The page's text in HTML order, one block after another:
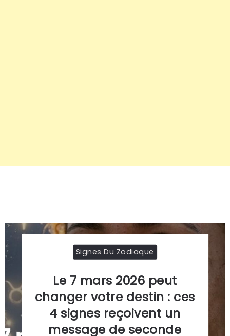
Signes Du Zodiaque
Le 7 mars 2026 peut
changer votre destin : ces
4 signes reçoivent un
message de seconde